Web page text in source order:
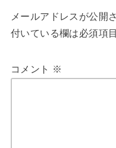
メールアドレスが公開
付いている欄は必須項
コメント ※